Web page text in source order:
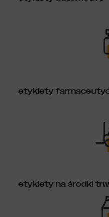
etykiety
etykiety na środki